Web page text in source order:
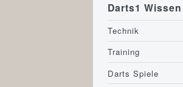
Darts1 Wissen
Technik
Training
Darts Spiele